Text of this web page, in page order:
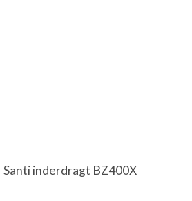
Santi inderdragt BZ400X